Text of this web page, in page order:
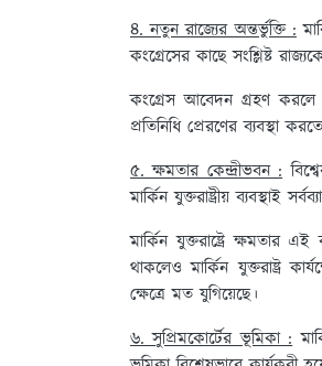
৪. নতুন রাজ্যের অন্তর্ভুক্তি :
কংগ্রেসের কাছে সংশ্লিষ্ট
কংগ্রেস আবেদন গ্রহণ করলে
প্রতিনিধি প্রেরণের ব্যবস্থা
৫. ক্ষমতার কেন্দ্রীভবন :
মার্কিন যুক্তরাষ্ট্রীয় ব্যবস্থাই
মার্কিন যুক্তরাষ্ট্রে ক্ষমতার
থাকলেও মার্কিন যুক্তরাষ্ট্র
ক্ষেত্রে মত যুগিয়েছে।
৬. সুপ্রিমকোর্টের ভূমিকা :